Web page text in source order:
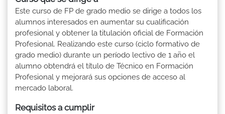
Este curso de FP de grado medio se dirige a todos los
alumnos interesados en aumentar su cualificación
profesional y obtener la titulación oficial de Formación
Profesional. Realizando este curso (ciclo formativo de
grado medio) durante un período lectivo de 1 año el
alumno obtendrá el título de Técnico en Formación
Profesional y mejorará sus opciones de acceso al
mercado laboral.
Requisitos a cumplir